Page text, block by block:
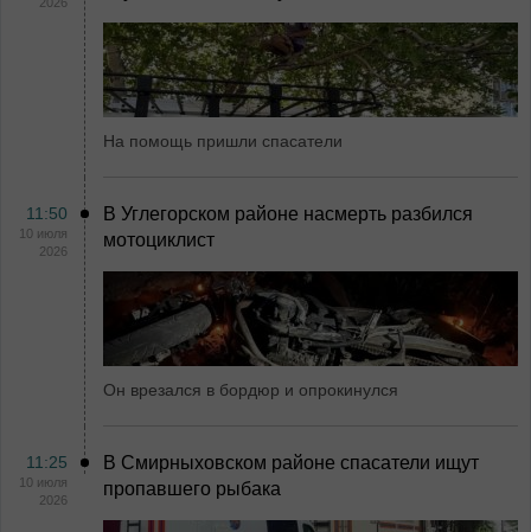
2026
На помощь пришли спасатели
11:50
10 июля
2026
В Углегорском районе насмерть разбился
мотоциклист
Он врезался в бордюр и опрокинулся
11:25
10 июля
2026
В Смирныховском районе спасатели ищут
пропавшего рыбака